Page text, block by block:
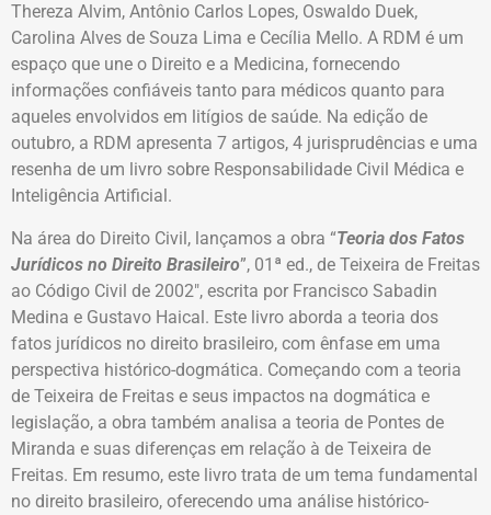
Thereza Alvim, Antônio Carlos Lopes, Oswaldo Duek,
Carolina Alves de Souza Lima e Cecília Mello. A RDM é um
espaço que une o Direito e a Medicina, fornecendo
informações confiáveis tanto para médicos quanto para
aqueles envolvidos em litígios de saúde. Na edição de
outubro, a RDM apresenta 7 artigos, 4 jurisprudências e uma
resenha de um livro sobre Responsabilidade Civil Médica e
Inteligência Artificial.
Na área do Direito Civil, lançamos a obra “Teoria dos Fatos
Jurídicos no Direito Brasileiro”, 01ª ed., de Teixeira de Freitas
ao Código Civil de 2002″, escrita por Francisco Sabadin
Medina e Gustavo Haical. Este livro aborda a teoria dos
fatos jurídicos no direito brasileiro, com ênfase em uma
perspectiva histórico-dogmática. Começando com a teoria
de Teixeira de Freitas e seus impactos na dogmática e
legislação, a obra também analisa a teoria de Pontes de
Miranda e suas diferenças em relação à de Teixeira de
Freitas. Em resumo, este livro trata de um tema fundamental
no direito brasileiro, oferecendo uma análise histórico-